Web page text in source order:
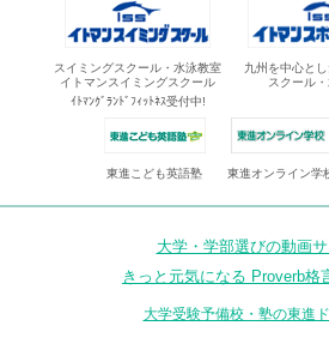
スイミングスクール・水泳教室
イトマンスイミングスクール
ｲﾄﾏﾝｸﾞﾗﾝﾄﾞﾌｨｯﾄﾈｽ受付中!
九州を中心と
スクール
東進こども英語塾 東進オンライン学
大学・学部選びの動画
きっと元気になる Proverb格
大学受験予備校・塾の東進